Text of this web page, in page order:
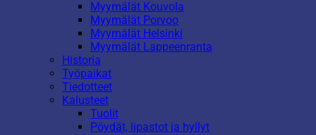
Myymälät Kouvola
Myymälät Porvoo
Myymälät Helsinki
Myymälät Lappeenranta
Historia
Työpaikat
Tiedotteet
Kalusteet
Tuolit
Pöydät, lipastot ja hyllyt